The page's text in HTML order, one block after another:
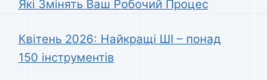
Які Змінять Ваш Робочий Процес
Квітень 2026: Найкращі ШІ – понад
150 інструментів